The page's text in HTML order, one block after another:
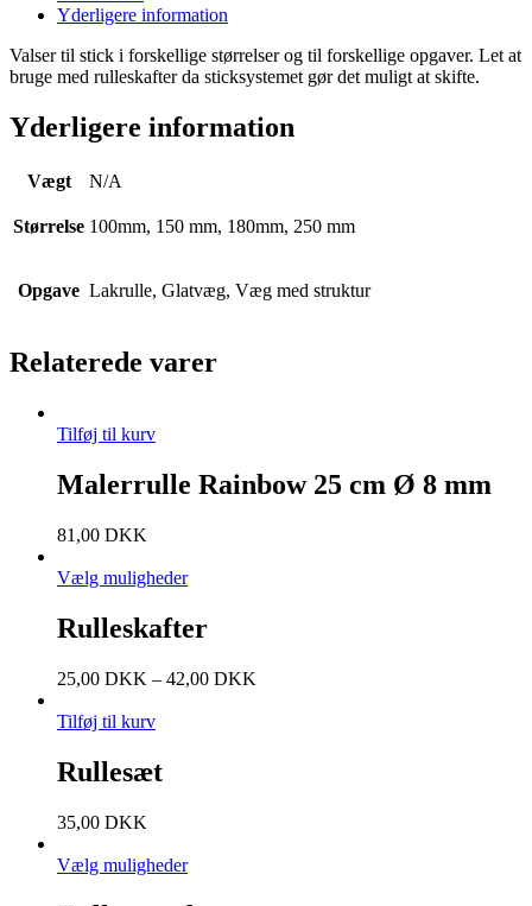
Yderligere information
Valser til stick i forskellige størrelser og til forskellige opgaver. Let at
bruge med rulleskafter da sticksystemet gør det muligt at skifte.
Yderligere information
Vægt N/A
Størrelse 100mm, 150 mm, 180mm, 250 mm
Opgave Lakrulle, Glatvæg, Væg med struktur
Relaterede varer
Tilføj til kurv
Malerrulle Rainbow 25 cm Ø 8 mm
81,00 DKK
Vælg muligheder
Rulleskafter
25,00 DKK – 42,00 DKK
Tilføj til kurv
Rullesæt
35,00 DKK
Vælg muligheder